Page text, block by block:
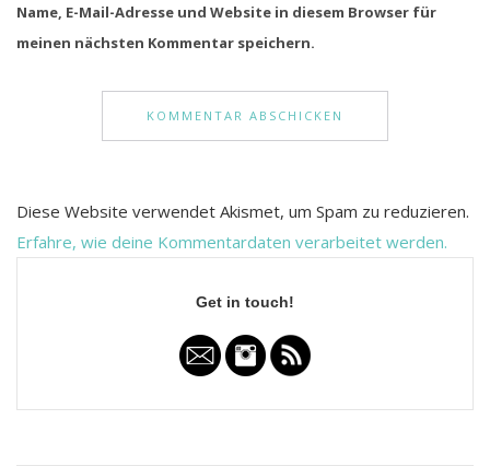
Name, E-Mail-Adresse und Website in diesem Browser für
meinen nächsten Kommentar speichern.
Diese Website verwendet Akismet, um Spam zu reduzieren.
Erfahre, wie deine Kommentardaten verarbeitet werden.
Get in touch!